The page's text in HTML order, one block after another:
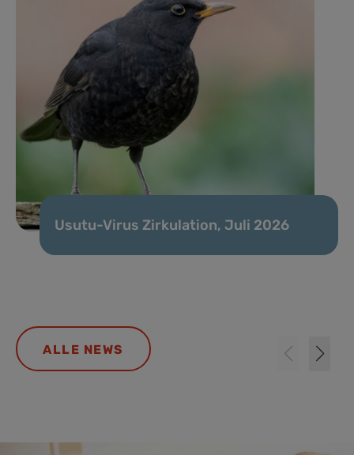
Usutu-Virus Zirkulation, Juli 2026
ALLE NEWS